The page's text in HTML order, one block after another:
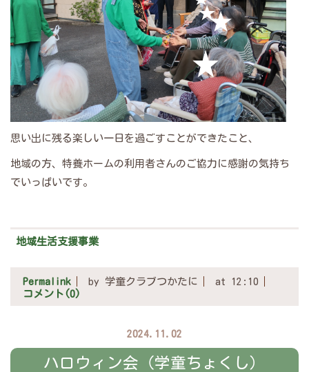
思い出に残る楽しい一日を過ごすことができたこと、
地域の方、特養ホームの利用者さんのご協力に感謝の気持ち
でいっぱいです。
地域生活支援事業
Permalink by 学童クラブつかたに
at 12:10
コメント(0)
2024.11.02
ハロウィン会（学童ちょくし）